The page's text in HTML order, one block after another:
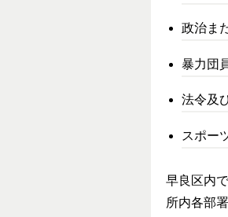
政治ま
暴力団
法令及
スポー
早良区内
所内各部